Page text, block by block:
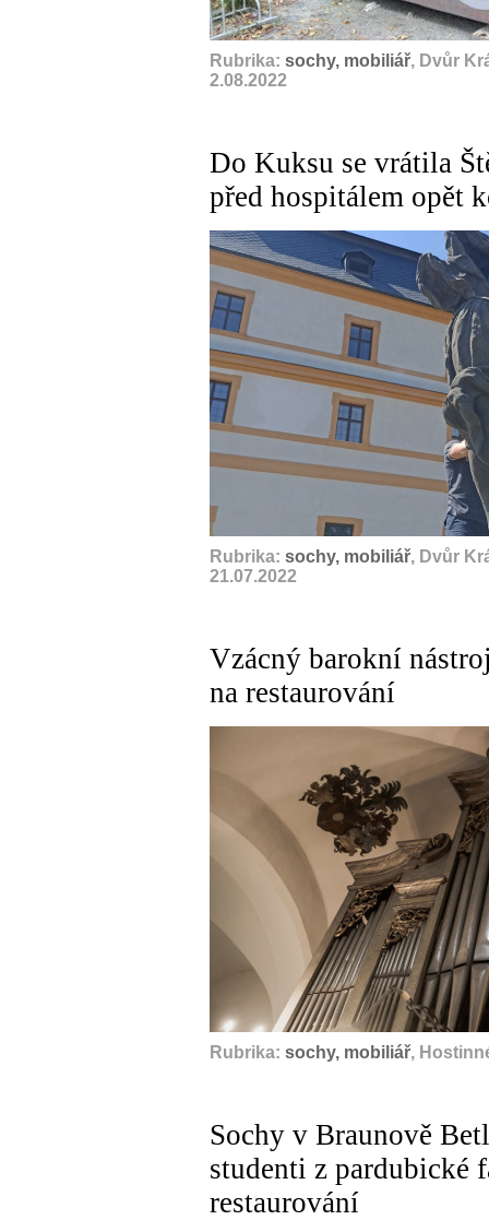
Rubrika: sochy, mobiliář, Dvůr
2.08.2022
Do Kuksu se vrátila
před hospitálem opět
Rubrika: sochy, mobiliář, Dvůr
21.07.2022
Vzácný barokní
na restaurování
Rubrika: sochy, mobiliář,
Sochy v Braunově
studenti z pardubické
restaurování